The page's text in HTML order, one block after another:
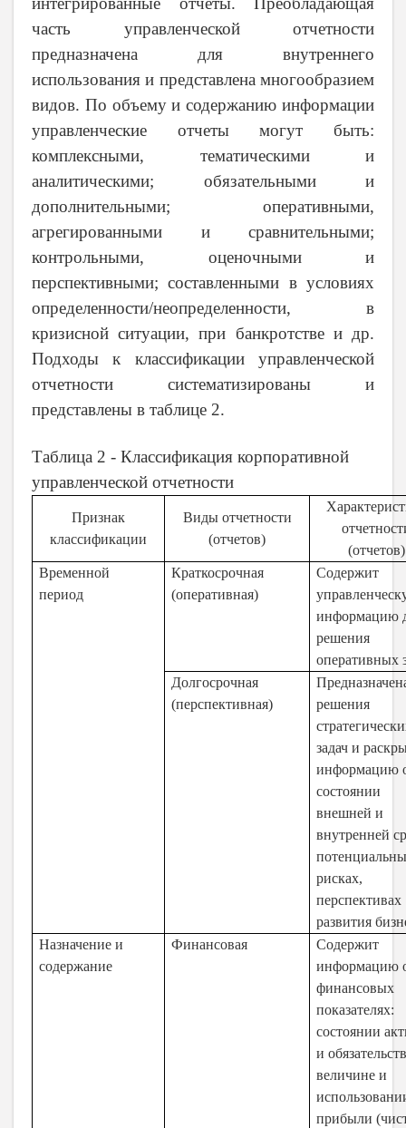
часть управленческой отчетности
предназначена для внутреннего
использования и представлена многообразием
видов. По объему и содержанию информации
управленческие отчеты могут быть:
комплексными, тематическими и
аналитическими; обязательными и
дополнительными; оперативными,
агрегированными и сравнительными;
контрольными, оценочными и
перспективными; составленными в условиях
определенности/неопределенности, в
кризисной ситуации, при банкротстве и др.
Подходы к классификации управленческой
отчетности систематизированы и
представлены в таблице 2.
Таблица 2 - Классификация корпоративной
управленческой отчетности
Признак
классификации
Виды отчетности
(отчетов)
(отчетов)
Временной
период
Краткосрочная
(оперативная)
Содержит
информацию
решения
оперативных
Долгосрочная
(перспективная)
решения
задач и
информацию
состоянии
внешней и
внутренней
рисках,
перспективах
развития
Назначение и
содержание
Финансовая
Содержит
информацию
финансовых
показателях:
состоянии
и
величине и
прибыли